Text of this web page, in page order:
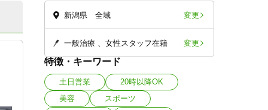
新潟県 全域 変更
一般治療 女性スタッフ在籍 変更
特徴・キーワード
土日営業
20時以降OK
美容
スポーツ